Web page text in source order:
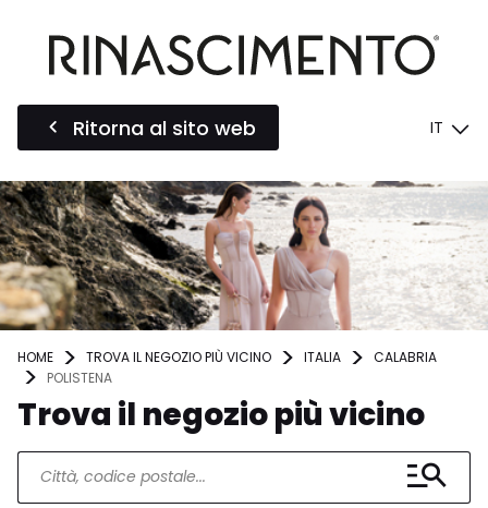
Ritorna al sito web IT
HOME TROVA IL NEGOZIO PIÙ VICINO ITALIA
CALABRIA
POLISTENA
Trova il negozio più vicino